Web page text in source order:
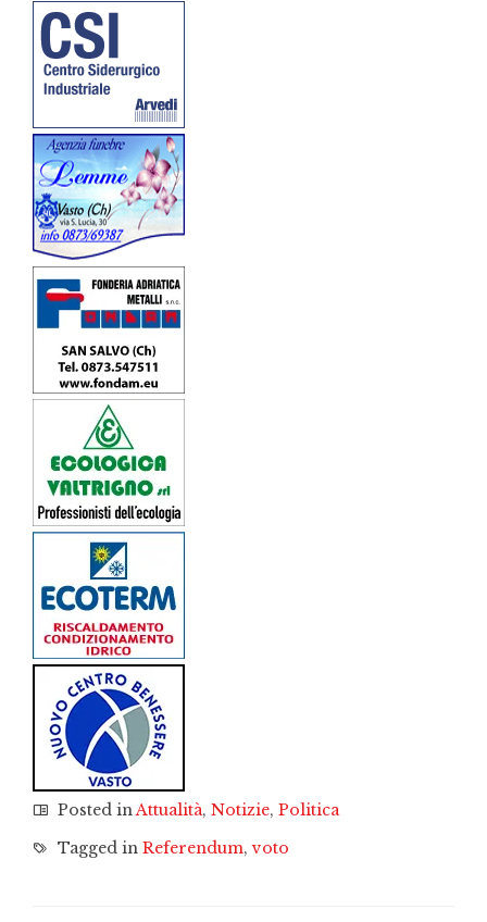
Posted in Attualità, Notizie, Politica
Tagged in Referendum,voto